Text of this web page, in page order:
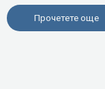
Прочетете още